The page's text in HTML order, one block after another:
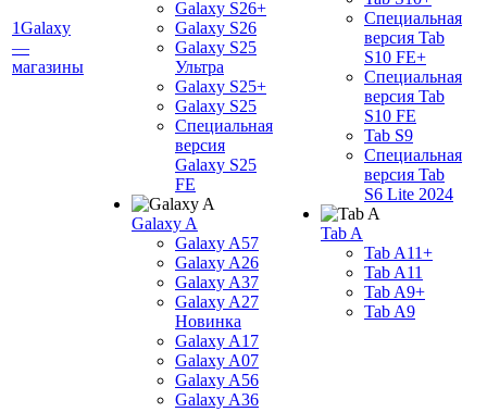
1Galaxy
—
магазины
Galaxy S26+
Galaxy S26
Galaxy S25
Ультра
Galaxy S25+
Galaxy S25
Специальная
версия
Galaxy S25
FE
Galaxy A
Galaxy A57
Galaxy A26
Galaxy A37
Galaxy A27
Новинка
Galaxy A17
Galaxy A07
Galaxy A56
Galaxy A36
Специальная
версия Tab
S10 FE+
Специальная
версия Tab
S10 FE
Tab S9
Специальная
версия Tab
S6 Lite 2024
Tab A
Tab A11+
Tab A11
Tab A9+
Tab A9